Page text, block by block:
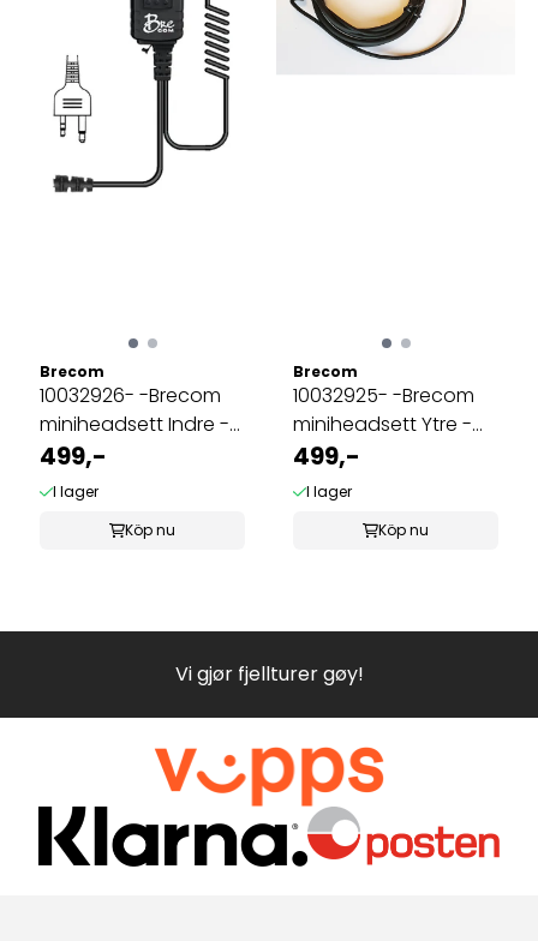
Brecom
10032926- -Brecom
miniheadsett Indre -
Icom F10 ...
499,-
I lager
Köp nu
Brecom
10032925- -Brecom
miniheadsett Ytre -
Icom F10 ...
499,-
I lager
Köp nu
Vi gjør fjellturer gøy!